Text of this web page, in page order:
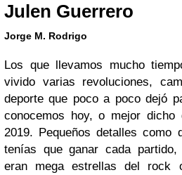
Julen Guerrero
Jorge M. Rodrigo
Los que llevamos mucho
vivido varias revoluciones,
deporte que poco a poco dejó
conocemos hoy, o mejor dicho
2019. Pequeños detalles como
tenías que ganar cada
eran mega estrellas del rock